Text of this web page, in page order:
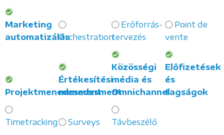
Marketing
automatizálásOrchestration
Erőforrás-
tervezés
Point de
vente
Projektmenedzsment
Értékesítési
menedzsment
Közösségi
média és
Omnichannel
Előfizetések
és
tagságok
Timetracking Surveys
Távbeszélő